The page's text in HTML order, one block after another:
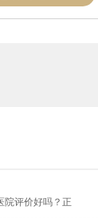
院评价好吗？正